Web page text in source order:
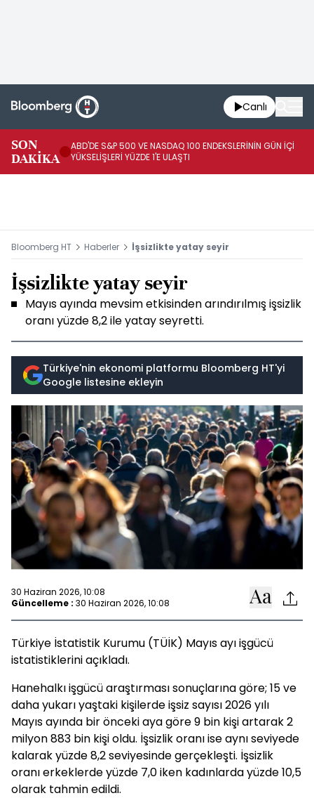
Canlı
SON
DAKİKA
ABD'DE S&P 500 VE NASDAQ 100 ENDEKSLERİNİN GÜN İÇİ
YÜKSELİŞLERİ YÜZDE 1'E ULAŞTI
Bloomberg HT Haberler İşsizlikte yatay seyir
İşsizlikte yatay seyir
Mayıs ayında mevsim etkisinden arındırılmış işsizlik
oranı yüzde 8,2 ile yatay seyretti.
Türkiye'nin ekonomi platformu Bloomberg HT'yi
Google listesine ekleyin
30 Haziran 2026, 10:08
Güncelleme : 30 Haziran 2026, 10:08
Türkiye İstatistik Kurumu (TÜİK) Mayıs ayı işgücü
istatistiklerini açıkladı.
Hanehalkı işgücü araştırması sonuçlarına göre; 15 ve
daha yukarı yaştaki kişilerde işsiz sayısı 2026 yılı
Mayıs ayında bir önceki aya göre 9 bin kişi artarak 2
milyon 883 bin kişi oldu. İşsizlik oranı ise aynı seviyede
kalarak yüzde 8,2 seviyesinde gerçekleşti. İşsizlik
oranı erkeklerde yüzde 7,0 iken kadınlarda yüzde 10,5
olarak tahmin edildi.